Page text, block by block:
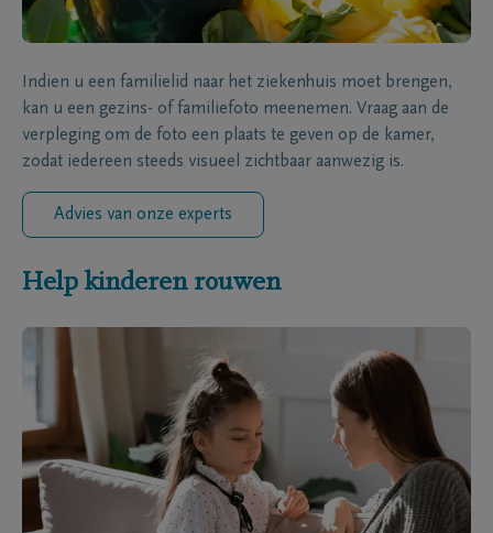
Indien u een familielid naar het ziekenhuis moet brengen,
kan u een gezins- of familiefoto meenemen. Vraag aan de
verpleging om de foto een plaats te geven op de kamer,
zodat iedereen steeds visueel zichtbaar aanwezig is.
Advies van onze experts
Help kinderen rouwen